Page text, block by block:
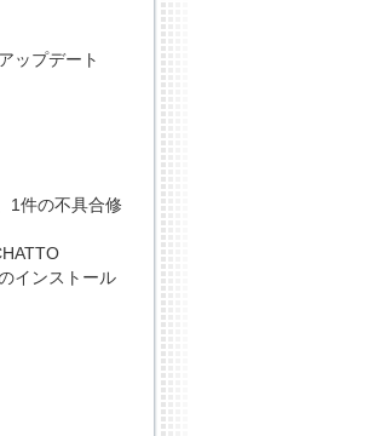
ップデート
1件の不具合修
インストール